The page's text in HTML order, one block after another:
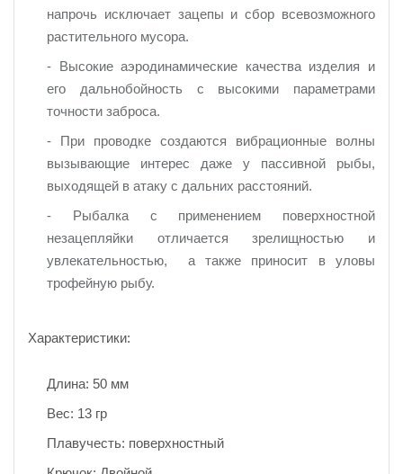
напрочь исключает зацепы и сбор всевозможного
растительного мусора.
- Высокие аэродинамические качества изделия и
его дальнобойность с высокими параметрами
точности заброса.
- При проводке создаются вибрационные волны
вызывающие интерес даже у пассивной рыбы,
выходящей в атаку с дальних расстояний.
- Рыбалка с применением поверхностной
незацепляйки отличается зрелищностью и
увлекательностью, а также приносит в уловы
трофейную рыбу.
Характеристики:
Длина: 50 мм
Вес: 13 гр
Плавучесть: поверхностный